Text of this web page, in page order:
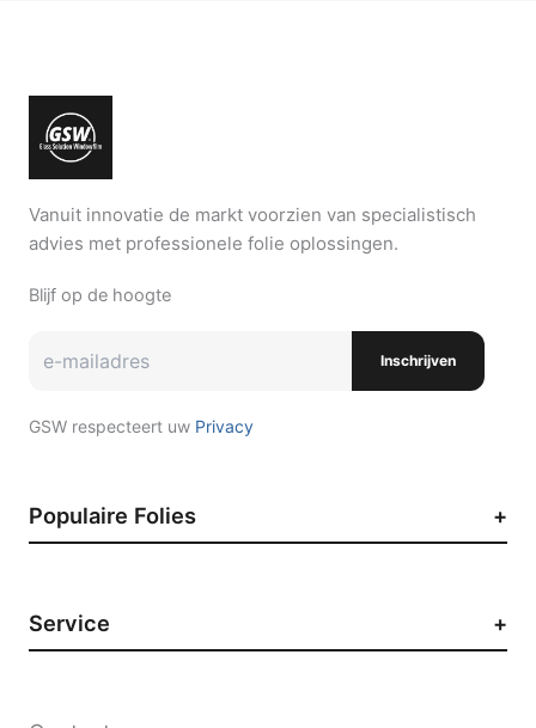
Vanuit innovatie de markt voorzien van specialistisch
advies met professionele folie oplossingen.
Blijf op de hoogte
Inschrijven
GSW respecteert uw Privacy
Populaire Folies
Paint Protection Film
Service